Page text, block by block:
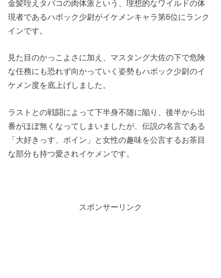
金髪咥えタバコの肉体派という、理想的なワイルドの体
現者であるハボック少尉がイケメンキャラ第6位にランク
インです。
見た目のかっこよさに加え、マスタング大佐の下で危険
な任務にも恐れず向かっていく姿勢もハボック少尉のイ
ケメン度を底上げしました。
ラストとの戦闘によって下半身不随に陥り、後半から出
番がほぼ無くなってしまいましたが、伝説の名言である
「大好きっす、ボイン」と女性の趣味を公言するお茶目
な部分も持つ愛されイケメンです。
スポンサーリンク